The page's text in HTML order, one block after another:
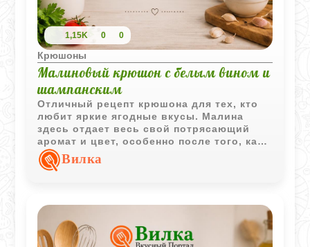
1,15K 0 0
Крюшоны
Малиновый крюшон с белым вином и
шампанским
Отличный рецепт крюшона для тех, кто
любит яркие ягодные вкусы. Малина
здесь отдает весь свой потрясающий
аромат и цвет, особенно после того, как
настоится в сахарной пудре. Напиток
получается очень легким, игристым и по-
шампанское - так крюшон заиграет
совершенно другими красками! Главное -
дать ему хорошенько охладиться перед
подачей.
Вилка